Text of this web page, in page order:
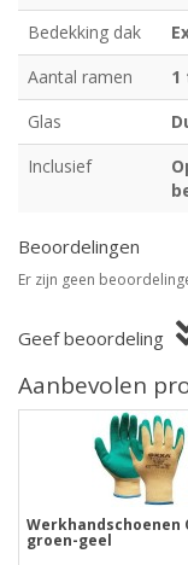
Bedekking dak
Aantal ramen
1
Glas
Inclusief
Beoordelingen
Er zijn geen
Geef beoordeling
Aanbevolen
Werkhandschoenen
groen-geel